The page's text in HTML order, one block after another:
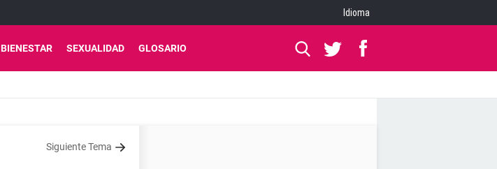
Idioma
BIENESTAR SEXUALIDAD GLOSARIO
Siguiente Tema